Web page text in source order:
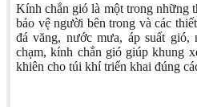
Kính chắn gió là một trong những
bảo vệ người bên trong và các
đá văng, nước mưa, áp suất
chạm, kính chắn gió giúp khung
khiên cho túi khí triển khai đúng